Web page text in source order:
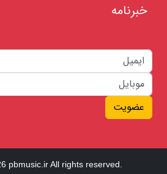
خبرنامه
عضویت
pbmusic.ir All rights reserved.